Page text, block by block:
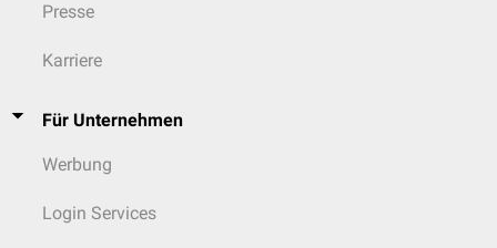
Presse
Karriere
Für Unternehmen
Werbung
Login Services